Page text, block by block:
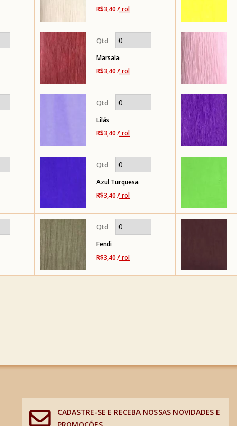
R$3,40 / rol
Marsala
R$3,40 / rol
Lilás
R$3,40 / rol
Azul Turquesa
R$3,40 / rol
Fendi
R$3,40 / rol
CADASTRE-SE E RECEBA NOSSAS NOVIDADES E